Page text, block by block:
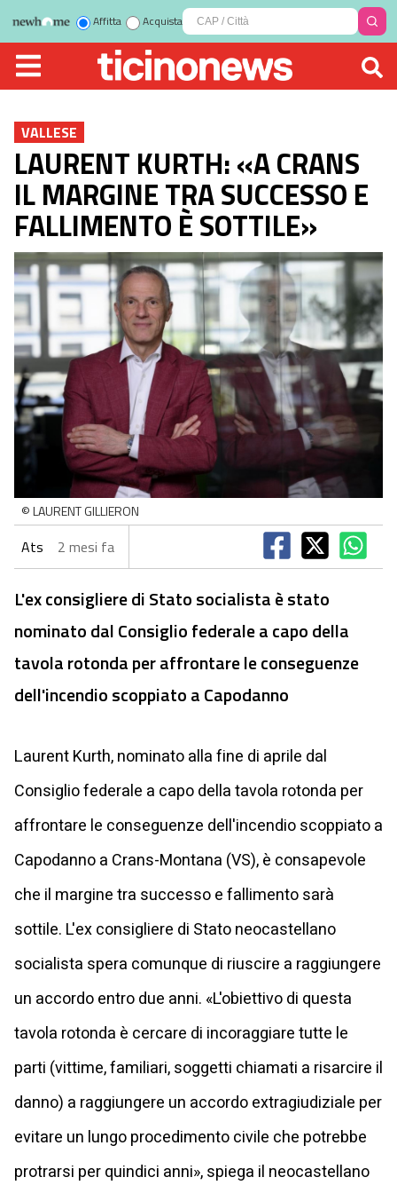
Affitta Acquista
VALLESE
LAURENT KURTH: «A CRANS
IL MARGINE TRA SUCCESSO E
FALLIMENTO È SOTTILE»
© LAURENT GILLIERON
Ats 2 mesi fa
L'ex consigliere di Stato socialista è stato
nominato dal Consiglio federale a capo della
tavola rotonda per affrontare le conseguenze
dell'incendio scoppiato a Capodanno
Laurent Kurth, nominato alla fine di aprile dal
Consiglio federale a capo della tavola rotonda per
affrontare le conseguenze dell'incendio scoppiato a
Capodanno a Crans-Montana (VS), è consapevole
che il margine tra successo e fallimento sarà
sottile. L'ex consigliere di Stato neocastellano
socialista spera comunque di riuscire a raggiungere
un accordo entro due anni. «L'obiettivo di questa
tavola rotonda è cercare di incoraggiare tutte le
parti (vittime, familiari, soggetti chiamati a risarcire il
danno) a raggiungere un accordo extragiudiziale per
evitare un lungo procedimento civile che potrebbe
protrarsi per quindici anni», spiega il neocastellano